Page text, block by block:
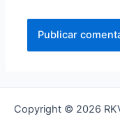
Copyright © 2026